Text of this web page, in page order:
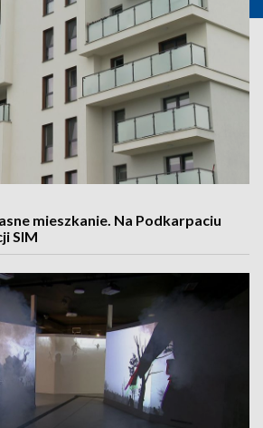
mieszkanie. Na Podkarpaciu
SIM